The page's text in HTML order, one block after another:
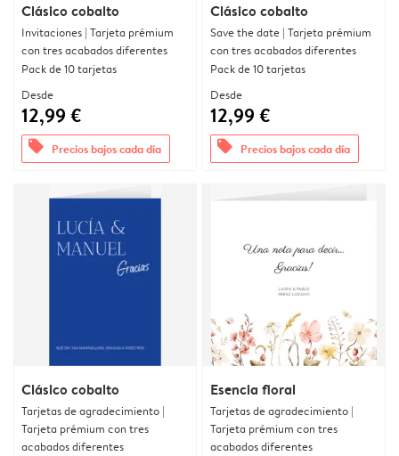
Clásico cobalto
Invitaciones | Tarjeta prémium
con tres acabados diferentes
Pack de 10 tarjetas
Desde
12,99 €
offers Precios bajos cada día
Clásico cobalto
Save the date | Tarjeta prémium
con tres acabados diferentes
Pack de 10 tarjetas
Desde
12,99 €
offers Precios bajos cada día
Clásico cobalto
Tarjetas de agradecimiento |
Tarjeta prémium con tres
acabados diferentes
Esencia floral
Tarjetas de agradecimiento |
Tarjeta prémium con tres
acabados diferentes